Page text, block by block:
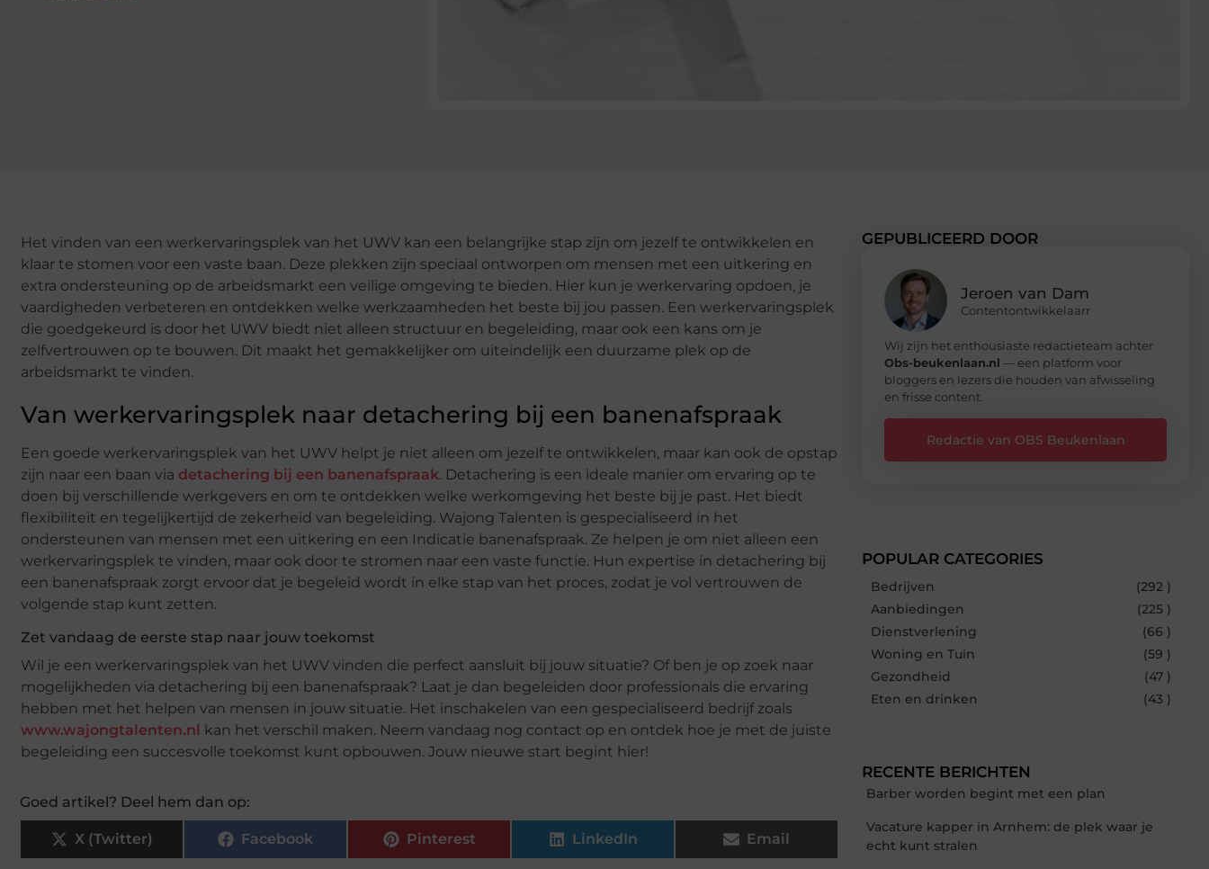
Het vinden van een werkervaringsplek van het UWV kan een belangrijke stap zijn om jezelf te ontwikkelen en
klaar te stomen voor een vaste baan. Deze plekken zijn speciaal ontworpen om mensen met een uitkering en
extra ondersteuning op de arbeidsmarkt een veilige omgeving te bieden. Hier kun je werkervaring opdoen, je
vaardigheden verbeteren en ontdekken welke werkzaamheden het beste bij jou passen. Een werkervaringsplek
die goedgekeurd is door het UWV biedt niet alleen structuur en begeleiding, maar ook een kans om je
zelfvertrouwen op te bouwen. Dit maakt het gemakkelijker om uiteindelijk een duurzame plek op de
arbeidsmarkt te vinden.
Van werkervaringsplek naar detachering bij een banenafspraak
Een goede werkervaringsplek van het UWV helpt je niet alleen om jezelf te ontwikkelen, maar kan ook de opstap
zijn naar een baan via detachering bij een banenafspraak. Detachering is een ideale manier om ervaring op te
doen bij verschillende werkgevers en om te ontdekken welke werkomgeving het beste bij je past. Het biedt
flexibiliteit en tegelijkertijd de zekerheid van begeleiding. Wajong Talenten is gespecialiseerd in het
ondersteunen van mensen met een uitkering en een Indicatie banenafspraak. Ze helpen je om niet alleen een
werkervaringsplek te vinden, maar ook door te stromen naar een vaste functie. Hun expertise in detachering bij
een banenafspraak zorgt ervoor dat je begeleid wordt in elke stap van het proces, zodat je vol vertrouwen de
volgende stap kunt zetten.
Zet vandaag de eerste stap naar jouw toekomst
Wil je een werkervaringsplek van het UWV vinden die perfect aansluit bij jouw situatie? Of ben je op zoek naar
mogelijkheden via detachering bij een banenafspraak? Laat je dan begeleiden door professionals die ervaring
hebben met het helpen van mensen in jouw situatie. Het inschakelen van een gespecialiseerd bedrijf zoals
www.wajongtalenten.nl kan het verschil maken. Neem vandaag nog contact op en ontdek hoe je met de juiste
begeleiding een succesvolle toekomst kunt opbouwen. Jouw nieuwe start begint hier!
Goed artikel? Deel hem dan op:
X (Twitter) Facebook Pinterest LinkedIn Email
GEPUBLICEERD DOOR
Jeroen van Dam
Contentontwikkelaarr
Wij zijn het enthousiaste redactieteam achter
Obs-beukenlaan.nl — een platform voor
bloggers en lezers die houden van afwisseling
en frisse content.
Redactie van OBS Beukenlaan
POPULAR CATEGORIES
Bedrijven
(292 )
Aanbiedingen
(225 )
Dienstverlening
(66 )
Woning en Tuin
(59 )
Gezondheid
(47 )
Eten en drinken
(43 )
RECENTE BERICHTEN
Barber worden begint met een plan
Vacature kapper in Arnhem: de plek waar je
echt kunt stralen